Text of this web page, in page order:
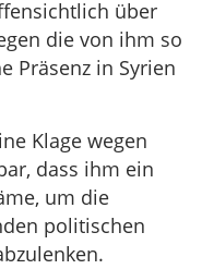
über
die von ihm so
Präsenz in Syrien
Klage wegen
dass ihm ein
um die
politischen